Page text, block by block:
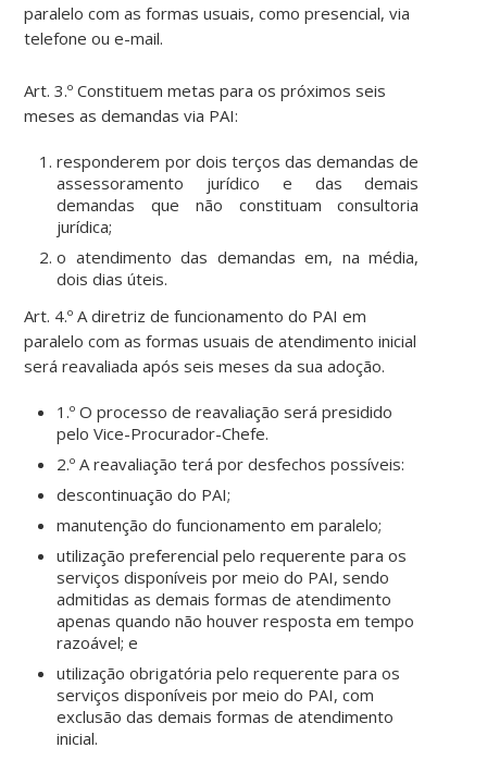
paralelo com as formas usuais, como presencial, via
telefone ou e-mail.
Art. 3.º Constituem metas para os próximos seis
meses as demandas via PAI:
responderem por dois terços das demandas de
assessoramento jurídico e das demais
demandas que não constituam consultoria
jurídica;
o atendimento das demandas em, na média,
dois dias úteis.
Art. 4.º A diretriz de funcionamento do PAI em
paralelo com as formas usuais de atendimento inicial
será reavaliada após seis meses da sua adoção.
1.º O processo de reavaliação será presidido
pelo Vice-Procurador-Chefe.
2.º A reavaliação terá por desfechos possíveis:
descontinuação do PAI;
manutenção do funcionamento em paralelo;
utilização preferencial pelo requerente para os
serviços disponíveis por meio do PAI, sendo
admitidas as demais formas de atendimento
apenas quando não houver resposta em tempo
razoável; e
utilização obrigatória pelo requerente para os
serviços disponíveis por meio do PAI, com
exclusão das demais formas de atendimento
inicial.